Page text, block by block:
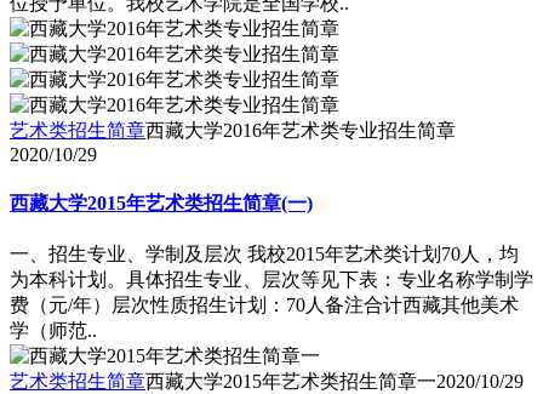
艺术类招生简章西藏大学2016年艺术类专业招生简章
2020/10/29
西藏大学2015年艺术类招生简章(一)
一、招生专业、学制及层次 我校2015年艺术类计划70人，均
为本科计划。具体招生专业、层次等见下表：专业名称学制学
费（元/年）层次性质招生计划：70人备注合计西藏其他美术
学（师范..
艺术类招生简章西藏大学2015年艺术类招生简章一2020/10/29